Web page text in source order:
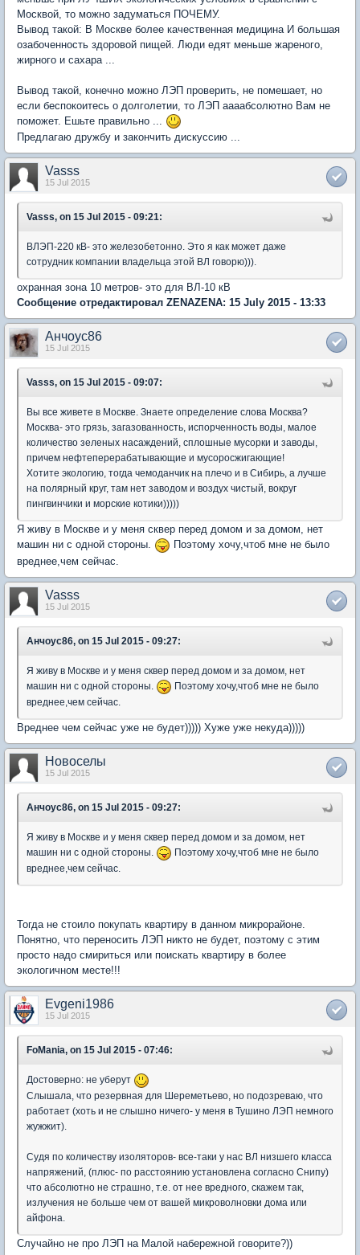
Москвой, то можно задуматься ПОЧЕМУ.
Вывод такой: В Москве более качественная медицина И большая
озабоченность здоровой пищей. Люди едят меньше жареного,
жирного и сахара ...
Вывод такой, конечно можно ЛЭП проверить, не помешает, но
если беспокоитесь о долголетии, то ЛЭП аааабсолютно Вам не
поможет. Ешьте правильно ...
Предлагаю дружбу и закончить дискуссию ...
Vasss
15 Jul 2015
Vasss, on 15 Jul 2015 - 09:21:
ВЛЭП-220 кВ- это железобетонно. Это я как может даже
сотрудник компании владельца этой ВЛ говорю))).
охранная зона 10 метров- это для ВЛ-10 кВ
Сообщение отредактировал ZENAZENA: 15 July 2015 - 13:33
Анчоус86
15 Jul 2015
Vasss, on 15 Jul 2015 - 09:07:
Вы все живете в Москве. Знаете определение слова Москва?
Москва- это грязь, загазованность, испорченность воды, малое
количество зеленых насаждений, сплошные мусорки и заводы,
причем нефтеперерабатывающие и мусоросжигающие!
Хотите экологию, тогда чемоданчик на плечо и в Сибирь, а лучше
на полярный круг, там нет заводом и воздух чистый, вокруг
пингвинчики и морские котики)))))
Я живу в Москве и у меня сквер перед домом и за домом, нет
машин ни с одной стороны.
Поэтому хочу,чтоб мне не было
вреднее,чем сейчас.
Vasss
15 Jul 2015
Анчоус86, on 15 Jul 2015 - 09:27:
Я живу в Москве и у меня сквер перед домом и за домом, нет
машин ни с одной стороны.
Поэтому хочу,чтоб мне не было
вреднее,чем сейчас.
Вреднее чем сейчас уже не будет))))) Хуже уже некуда)))))
Новоселы
15 Jul 2015
Анчоус86, on 15 Jul 2015 - 09:27:
Я живу в Москве и у меня сквер перед домом и за домом, нет
машин ни с одной стороны.
Поэтому хочу,чтоб мне не было
вреднее,чем сейчас.
Тогда не стоило покупать квартиру в данном микрорайоне.
Понятно, что переносить ЛЭП никто не будет, поэтому с этим
просто надо смириться или поискать квартиру в более
экологичном месте!!!
Evgeni1986
15 Jul 2015
FoMania, on 15 Jul 2015 - 07:46:
Достоверно: не уберут
Слышала, что резервная для Шереметьево, но подозреваю, что
работает (хоть и не слышно ничего- у меня в Тушино ЛЭП немного
жужжит).
Судя по количеству изоляторов- все-таки у нас ВЛ низшего класса
напряжений, (плюс- по расстоянию установлена согласно Снипу)
что абсолютно не страшно, т.е. от нее вредного, скажем так,
излучения не больше чем от вашей микроволновки дома или
айфона.
Случайно не про ЛЭП на Малой набережной говорите?))